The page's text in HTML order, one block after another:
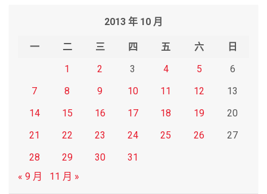
2013 年 10 月
一 二 三 四 五 六
日
1
2 3 4 5
6
7
8 9 10 11 12
13
14
15 16 17 18 19
20
21
22 23 24 25 26
27
28
29 30
31
« 9 月
11 月 »